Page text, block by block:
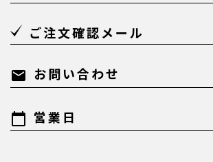
ご注文確認メール
mail お問い合わせ
calendar_today 営業日